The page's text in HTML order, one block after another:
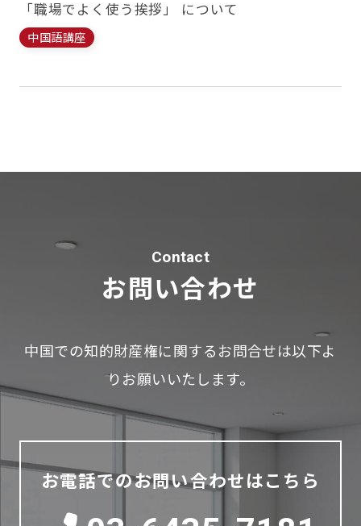
「職場でよく使う挨拶」 について
中国語講座
Contact
お問い合わせ
中国での知的財産権に関するお問合せは以下よ
りお願いいたします。
お電話でのお問い合わせはこちら